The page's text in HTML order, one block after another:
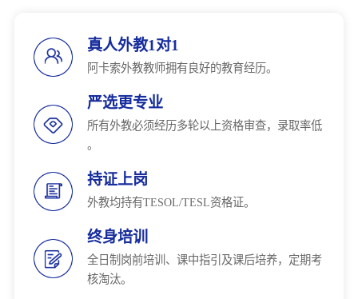
真人外教1对1
阿卡索外教教师拥有良好的教育经历。
严选更专业
所有外教必须经历多轮以上资格审查，录取率低
。
持证上岗
外教均持有TESOL/TESL资格证。
终身培训
全日制岗前培训、课中指引及课后培养，定期考
核淘汰。